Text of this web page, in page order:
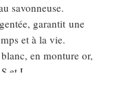
savonneuse.
garantit une
et à la vie.
en monture or,
et L.